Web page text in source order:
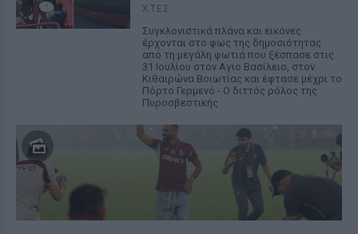
ΧΤΕΣ
Συγκλονιστικά πλάνα και εικόνες
έρχονται στο φως της δημοσιότητας
από τη μεγάλη φωτιά που ξέσπασε στις
31 Ιουλίου στον Αγιο Βασίλειο, στον
Κιθαιρώνα Βοιωτίας και έφτασε μέχρι το
Πόρτο Γερμενό - Ο διττός ρόλος της
Πυροσβεστικής